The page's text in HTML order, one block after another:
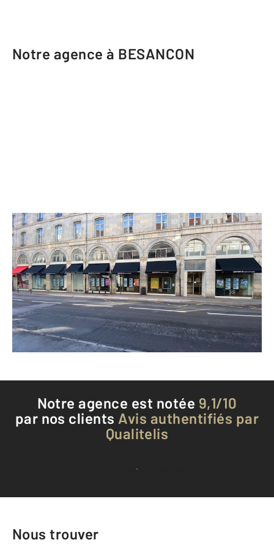
Notre agence à BESANCON
CENTURY 21 Avenir Immobilier
12-14 rue de la République
BESANCON - 25000
Envoyer un message
Téléphoner à l'agence
Notre agence est notée 9,1/10
par nos clients Avis authentifiés par
Qualitelis
Voir tous les avis clients
Nous trouver